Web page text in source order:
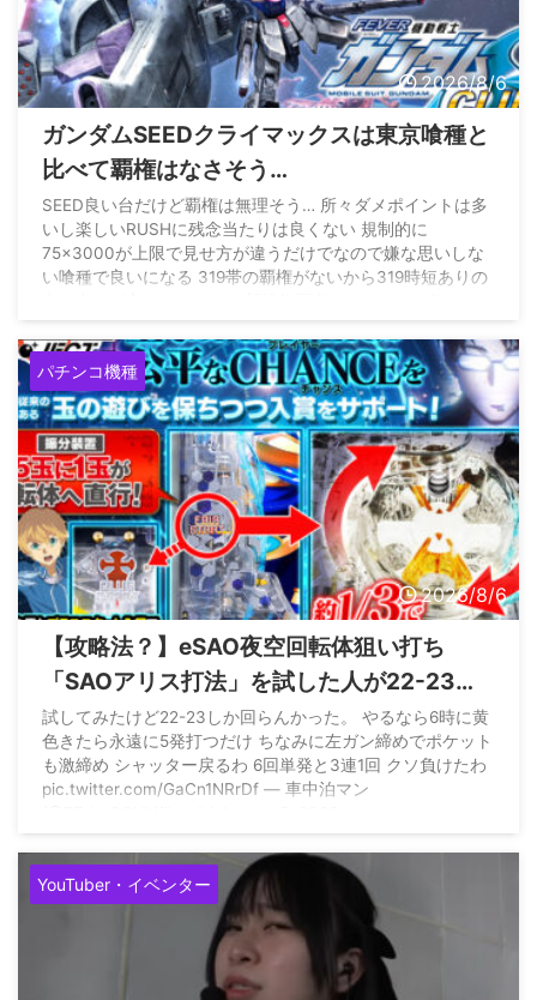
2026/8/6
ガンダムSEEDクライマックスは東京喰種と
比べて覇権はなさそう…
SEED良い台だけど覇権は無理そう… 所々ダメポイントは多
いし楽しいRUSHに残念当たりは良くない 規制的に
75×3000が上限で見せ方が違うだけでなので嫌な思いしな
い喰種で良いになる 319帯の覇権がないから319時短ありの
— 最強黄金騎士ぱちんかす
(@Gold_WolfGARO_) August
4, 2026
パチンコ機種
2026/8/6
【攻略法？】eSAO夜空回転体狙い打ち
「SAOアリス打法」を試した人が22-23回
はいくらしい
試してみたけど22-23しか回らんかった。 やるなら6時に黄
色きたら永遠に5発打つだけ ちなみに左ガン締めでポケット
も激締め シャッター戻るわ 6回単発と3連1回 クソ負けたわ
pic.twitter.com/GaCn1NRrDf — 車中泊マン
YouTuber・イベンター